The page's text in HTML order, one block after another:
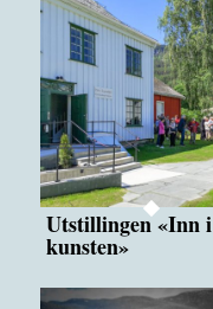
Utstillingen «Inn i
kunsten»